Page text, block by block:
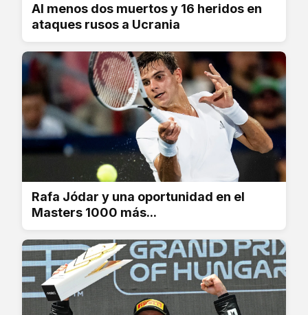
Al menos dos muertos y 16 heridos en
ataques rusos a Ucrania
Rafa Jódar y una oportunidad en el
Masters 1000 más...